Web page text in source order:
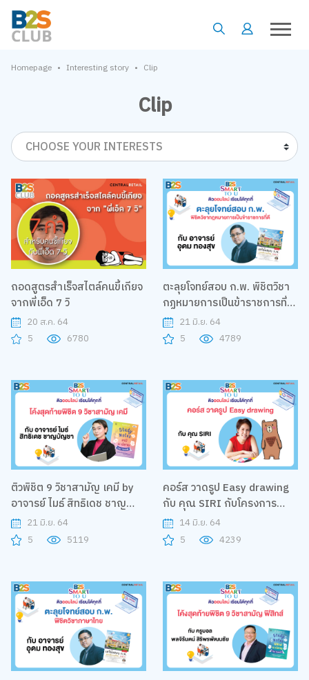
Homepage • Interesting story • Clip
Clip
CHOOSE YOUR INTERESTS
ถอดสูตรสำเร็จสไตล์คนขี้เกียจ
จากพี่เอ็ด 7 วิ
20 ส.ค. 64
5
6780
ตะลุยโจทย์สอบ ก.พ. พิชิตวิชา
กฏหมายการเป็นข้าราชการที่ดี
กับ อาจารย์ อุดม ทองสุข กับ
โครงการ B2S Smart to U
21 มิ.ย. 64
5
4789
ติวพิชิต 9 วิชาสามัญ เคมี by
อาจารย์ ไมธ์ สิทธิเดช ชาญ
บัญชา กับโครงการ B2S
Smart to U
21 มิ.ย. 64
5
5119
คอร์ส วาดรูป Easy drawing
กับ คุณ SIRI กับโครงการ
B2S Smart to U
14 มิ.ย. 64
5
4239